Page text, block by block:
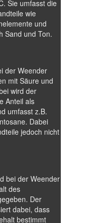
Sie umfasst die
wie
und
Sand und Ton.
der Weender
mit Säure und
wird der
Anteil als
umfasst z.B.
Dabei
jedoch nicht
bei der Weender
des
Der
dabei, dass
bestimmt